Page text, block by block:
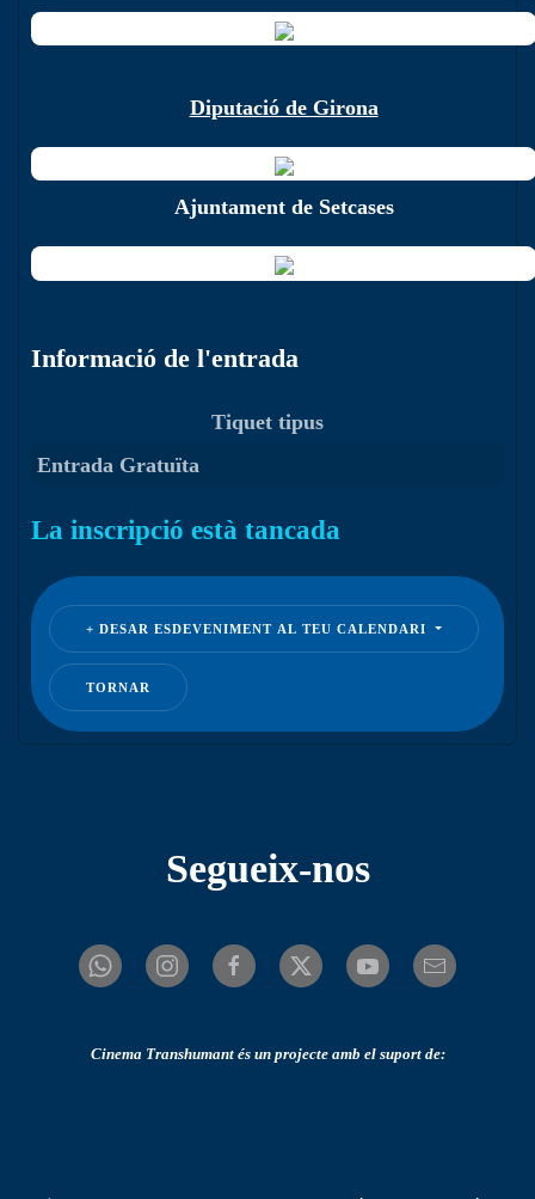
Diputació de Girona
Ajuntament de Setcases
Informació de l'entrada
Tiquet tipus
Entrada Gratuïta
La inscripció està tancada
DESAR ESDEVENIMENT AL TEU CALENDARI
TORNAR
Segueix-nos
Cinema Transhumant és un projecte amb el suport de: